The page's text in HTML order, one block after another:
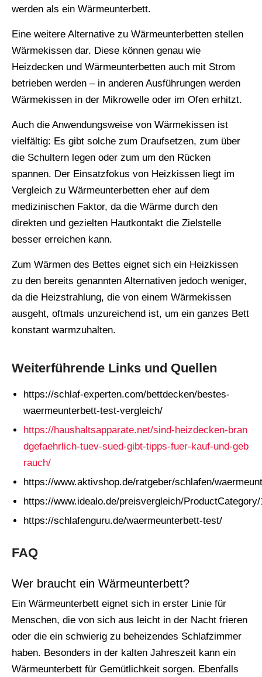
werden als ein Wärmeunterbett.
Eine weitere Alternative zu Wärmeunterbetten stellen
Wärmekissen dar. Diese können genau wie
Heizdecken und Wärmeunterbetten auch mit Strom
betrieben werden – in anderen Ausführungen werden
Wärmekissen in der Mikrowelle oder im Ofen erhitzt.
Auch die Anwendungsweise von Wärmekissen ist
vielfältig: Es gibt solche zum Draufsetzen, zum über
die Schultern legen oder zum um den Rücken
spannen. Der Einsatzfokus von Heizkissen liegt im
Vergleich zu Wärmeunterbetten eher auf dem
medizinischen Faktor, da die Wärme durch den
direkten und gezielten Hautkontakt die Zielstelle
besser erreichen kann.
Zum Wärmen des Bettes eignet sich ein Heizkissen
zu den bereits genannten Alternativen jedoch weniger,
da die Heizstrahlung, die von einem Wärmekissen
ausgeht, oftmals unzureichend ist, um ein ganzes Bett
konstant warmzuhalten.
Weiterführende Links und Quellen
https://schlaf-experten.com/bettdecken/bestes-
waermeunterbett-test-vergleich/
https://haushaltsapparate.net/sind-heizdecken-bran
dgefaehrlich-tuev-sued-gibt-tipps-fuer-kauf-und-geb
rauch/
https://www.aktivshop.de/ratgeber/schlafen/
https://www.idealo.de/preisvergleich/
https://schlafenguru.de/waermeunterbett-test/
FAQ
Wer braucht ein Wärmeunterbett?
Ein Wärmeunterbett eignet sich in erster Linie für
Menschen, die von sich aus leicht in der Nacht frieren
oder die ein schwierig zu beheizendes Schlafzimmer
haben. Besonders in der kalten Jahreszeit kann ein
Wärmeunterbett für Gemütlichkeit sorgen. Ebenfalls